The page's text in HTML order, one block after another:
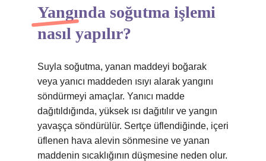
Yangında soğutma işlemi
nasıl yapılır?
Suyla soğutma, yanan maddeyi boğarak
veya yanıcı maddeden ısıyı alarak yangını
söndürmeyi amaçlar. Yanıcı madde
dağıtıldığında, yüksek ısı dağıtılır ve yangın
yavaşça söndürülür. Sertçe üflendiğinde, içeri
üflenen hava alevin sönmesine ve yanan
maddenin sıcaklığının düşmesine neden olur.